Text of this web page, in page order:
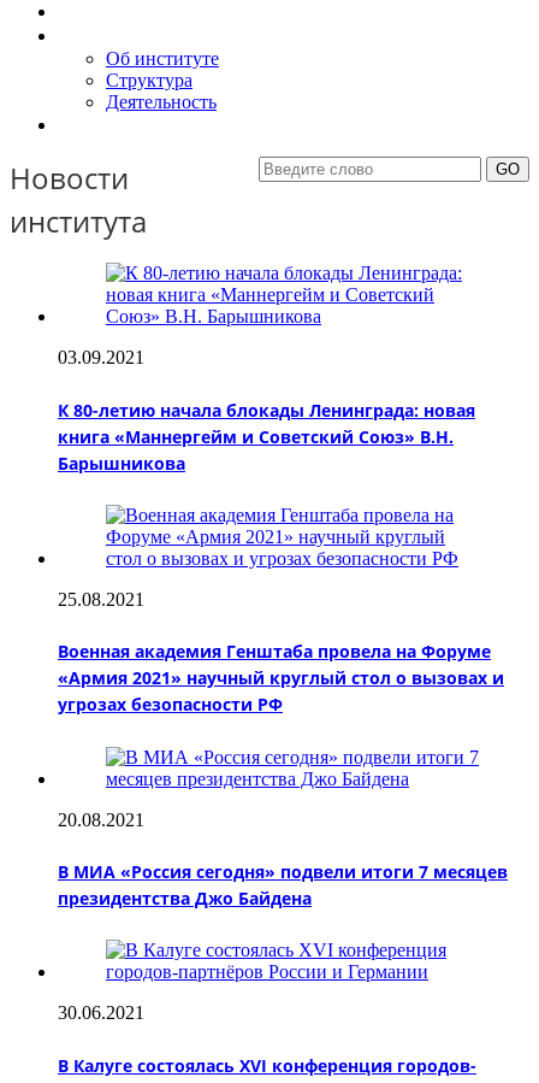
Об институте
Структура
Деятельность
Новости
института
03.09.2021
К 80-летию начала блокады Ленинграда: новая
книга «Маннергейм и Советский Союз» В.Н.
Барышникова
25.08.2021
Военная академия Генштаба провела на Форуме
«Армия 2021» научный круглый стол о вызовах и
угрозах безопасности РФ
20.08.2021
В МИА «Россия сегодня» подвели итоги 7 месяцев
президентства Джо Байдена
30.06.2021
В Калуге состоялась ХVI конференция городов-